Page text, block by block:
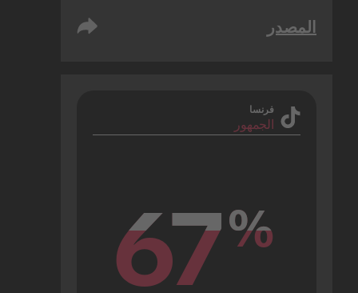
المصدر
فرنسا
الجمهور
67%
67%